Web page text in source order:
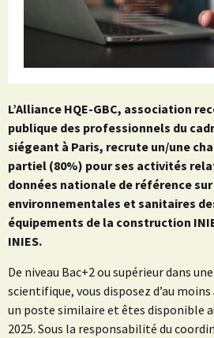
L’Alliance HQE-GBC, association
publique des professionnels du
siégeant à Paris, recrute un/une
partiel (80%) pour ses activités
données nationale de référence
environnementales et sanitaires
équipements de la construction
INIES.
De niveau Bac+2 ou supérieur dans
scientifique, vous disposez d’au moins
un poste similaire et êtes disponible
2025. Sous la responsabilité du